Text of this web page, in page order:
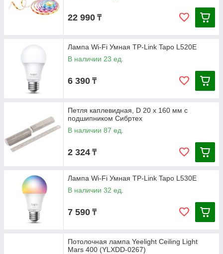
22 990 ₸
Лампа Wi-Fi Умная TP-Link Tapo L520E
В наличии 23 ед.
6 390 ₸
Петля каплевидная, D 20 x 160 мм с
подшипником Сибртех
В наличии 87 ед.
2 324 ₸
Лампа Wi-Fi Умная TP-Link Tapo L530E
В наличии 32 ед.
7 590 ₸
Потолочная лампа Yeelight Ceiling Light
Mars 400 (YLXDD-0267)